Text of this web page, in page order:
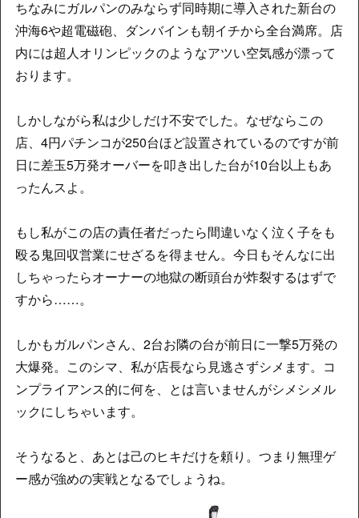
ちなみにガルパンのみならず同時期に導入された新台の
沖海6や超電磁砲、ダンバインも朝イチから全台満席。店
内には超人オリンピックのようなアツい空気感が漂って
おります。
しかしながら私は少しだけ不安でした。なぜならこの
店、4円パチンコが250台ほど設置されているのですが前
日に差玉5万発オーバーを叩き出した台が10台以上もあ
ったんスよ。
もし私がこの店の責任者だったら間違いなく泣く子をも
殴る鬼回収営業にせざるを得ません。今日もそんなに出
しちゃったらオーナーの地獄の断頭台が炸裂するはずで
すから……。
しかもガルパンさん、2台お隣の台が前日に一撃5万発の
大爆発。このシマ、私が店長なら見逃さずシメます。コ
ンプライアンス的に何を、とは言いませんがシメシメル
ックにしちゃいます。
そうなると、あとは己のヒキだけを頼り。つまり無理ゲ
ー感が強めの実戦となるでしょうね。